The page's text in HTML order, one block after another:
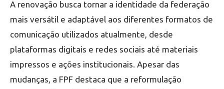
A renovação busca tornar a identidade da federação
mais versátil e adaptável aos diferentes formatos de
comunicação utilizados atualmente, desde
plataformas digitais e redes sociais até materiais
impressos e ações institucionais. Apesar das
mudanças, a FPF destaca que a reformulação